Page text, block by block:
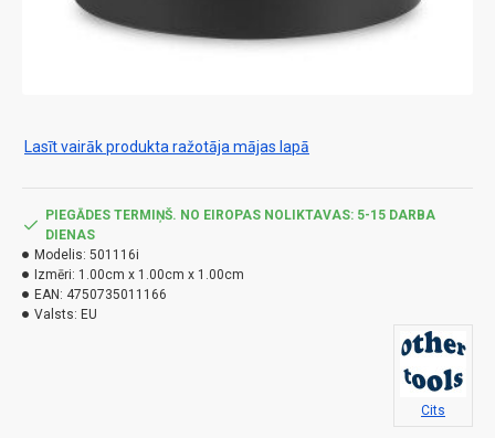
Lasīt vairāk produkta ražotāja mājas lapā
PIEGĀDES TERMIŅŠ. NO EIROPAS NOLIKTAVAS: 5-15 DARBA
DIENAS
Modelis: 501116i
Izmēri: 1.00cm x 1.00cm x 1.00cm
EAN: 4750735011166
Valsts: EU
Cits